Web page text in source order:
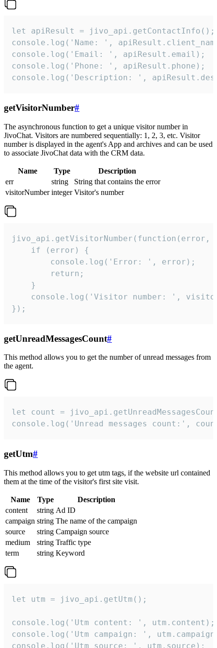
let apiResult = jivo_api.getContactInfo();
console.log('Name: ',
console.log('Email: ', apiResult.email);
console.log('Phone: ', apiResult.phone);
console.log('Description: ',
getVisitorNumber#
The asynchronous function to get a unique visitor number in
JivoChat. Visitors are numbered sequentially: 1, 2, 3, etc. Visitor
number is displayed in the agent's App and archives and can be used
to associate JivoChat data with the CRM data.
Name Type
Description
err
string
String that contains the error
visitorNumber integer Visitor's number
jivo_api.getVisitorNumber(function(error,
    if (error) {
        console.log('Error: ', error);
        return;
    }
console.log('Visitor number: ',
});
getUnreadMessagesCount#
This method allows you to get the number of unread messages from
the agent.
let count =
console.log('Unread messages count:',
getUtm#
This method allows you to get utm tags, if the website url contained
them at the time of the visitor's first site visit.
Name Type
Description
content
string Ad ID
campaign string The name of the campaign
source
string Campaign source
medium
string Traffic type
term
string Keyword
let utm = jivo_api.getUtm();
console.log('Utm content: ', utm.content);
console.log('Utm campaign: ',
console.log('Utm source: ', utm.source);